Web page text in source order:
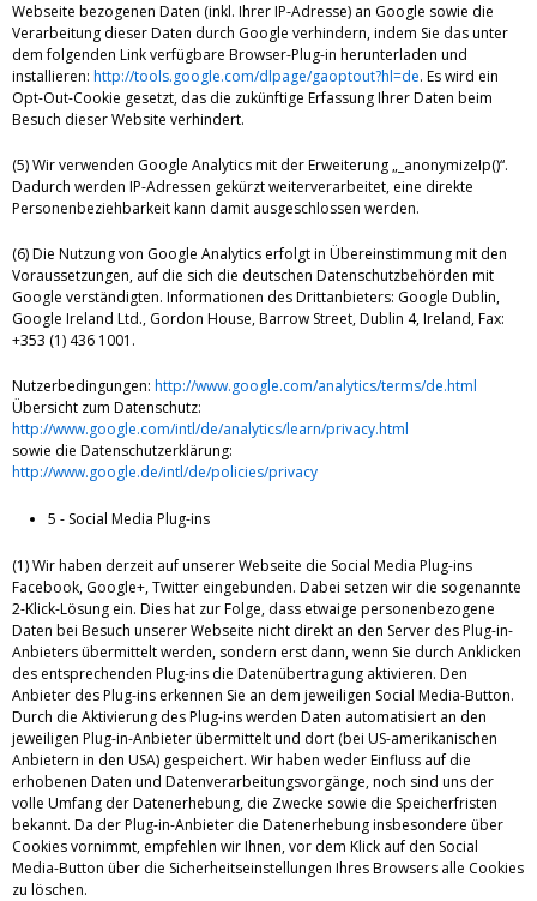
Webseite bezogenen Daten (inkl. Ihrer IP-Adresse) an Google sowie die
Verarbeitung dieser Daten durch Google verhindern, indem Sie das unter
dem folgenden Link verfügbare Browser-Plug-in herunterladen und
installieren: http://tools.google.com/dlpage/gaoptout?hl=de. Es wird ein
Opt-Out-Cookie gesetzt, das die zukünftige Erfassung Ihrer Daten beim
Besuch dieser Website verhindert.
(5) Wir verwenden Google Analytics mit der Erweiterung „_anonymizeIp()“.
Dadurch werden IP-Adressen gekürzt weiterverarbeitet, eine direkte
Personenbeziehbarkeit kann damit ausgeschlossen werden.
(6) Die Nutzung von Google Analytics erfolgt in Übereinstimmung mit den
Voraussetzungen, auf die sich die deutschen Datenschutzbehörden mit
Google verständigten. Informationen des Drittanbieters: Google Dublin,
Google Ireland Ltd., Gordon House, Barrow Street, Dublin 4, Ireland, Fax:
+353 (1) 436 1001.
Nutzerbedingungen: http://www.google.com/analytics/terms/de.html
Übersicht zum Datenschutz:
http://www.google.com/intl/de/analytics/learn/privacy.html
sowie die Datenschutzerklärung:
http://www.google.de/intl/de/policies/privacy
5 - Social Media Plug-ins
(1) Wir haben derzeit auf unserer Webseite die Social Media Plug-ins
Facebook, Google+, Twitter eingebunden. Dabei setzen wir die sogenannte
2-Klick-Lösung ein. Dies hat zur Folge, dass etwaige personenbezogene
Daten bei Besuch unserer Webseite nicht direkt an den Server des Plug-in-
Anbieters übermittelt werden, sondern erst dann, wenn Sie durch Anklicken
des entsprechenden Plug-ins die Datenübertragung aktivieren. Den
Anbieter des Plug-ins erkennen Sie an dem jeweiligen Social Media-Button.
Durch die Aktivierung des Plug-ins werden Daten automatisiert an den
jeweiligen Plug-in-Anbieter übermittelt und dort (bei US-amerikanischen
Anbietern in den USA) gespeichert. Wir haben weder Einfluss auf die
erhobenen Daten und Datenverarbeitungsvorgänge, noch sind uns der
volle Umfang der Datenerhebung, die Zwecke sowie die Speicherfristen
bekannt. Da der Plug-in-Anbieter die Datenerhebung insbesondere über
Cookies vornimmt, empfehlen wir Ihnen, vor dem Klick auf den Social
Media-Button über die Sicherheitseinstellungen Ihres Browsers alle Cookies
zu löschen.